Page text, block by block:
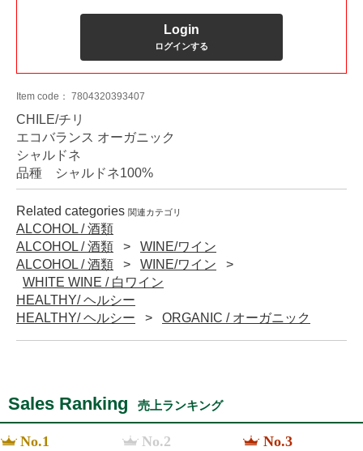
Login
ログインする
Item code： 7804320393407
CHILE/チリ
エコバランス オーガニック
シャルドネ
品種 シャルドネ100%
Related categories 関連カテゴリ
ALCOHOL / 酒類
ALCOHOL / 酒類
WINE/ワイン
ALCOHOL / 酒類
WINE/ワイン
WHITE WINE / 白ワイン
HEALTHY/ ヘルシー
HEALTHY/ ヘルシー
ORGANIC / オーガニック
Sales Ranking 売上ランキング
No.1 No.2 No.3